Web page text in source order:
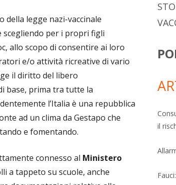
della legge nazi-vaccinale
scegliendo per i propri figli
allo scopo di consentire ai loro
e/o attività ricreative di vario
il diritto del libero
base, prima tra tutte la
l’Italia è una repubblica
ad un clima da Gestapo che
e fomentando.
connesso al Ministero
a tappeto su scuole, anche
il